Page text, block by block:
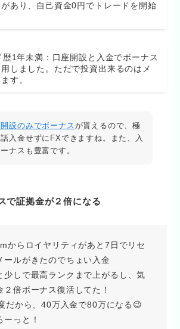
あり、自己資金0円でトレードを開始
1年未満：口座開設と入金でボーナス
しました。ただで投資出来るのはメ
す。
設のみでボーナスが貰えるので、極
入金せずにFXできますね。また、入
ナスも豊富です。
で証拠金が２倍になる
からロイヤリティがあと7日でリセ
ールがきたのでちょい入金
少しで最高ランクまで上がるし、気
２倍ボーナス復活してた！
だから、40万入金で80万になる😉
っと！